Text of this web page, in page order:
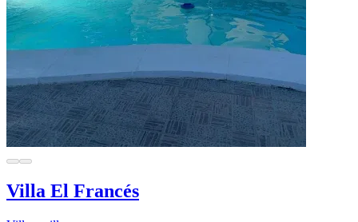
Villa El Francés